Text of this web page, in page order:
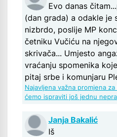
Evo danas
(dan grada) a odakle je
nizbrdo, poslije MP
četniku Vučiću na
skrivača... Umjesto
vraćanju spomenika
pitaj srbe i komunjaru
Najavljena važna promjena
ćemo ispraviti još jednu
Janja Bakalić
Iš